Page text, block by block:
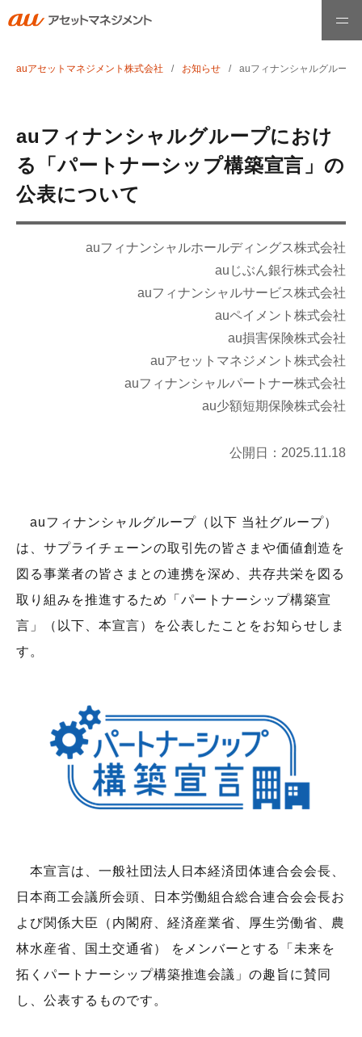
ホーム
ファンド情報
最高運用責任者メッセージ
運用哲学・理念
人権に関する方針
サステナビリティ
ウェブアクセシビリティ
健康経営
お問い合わせ
各種方針
auアセットマネジメント株式会社 お知らせ auフィナンシャルグループ
auフィナンシャルグループにおけ
る「パートナーシップ構築宣言」の
公表について
auフィナンシャルホールディングス株式会社
auじぶん銀行株式会社
auフィナンシャルサービス株式会社
auペイメント株式会社
au損害保険株式会社
auアセットマネジメント株式会社
auフィナンシャルパートナー株式会社
au少額短期保険株式会社
公開日： 2025.11.18
auフィナンシャルグループ（以下 当社グループ）
は、サプライチェーンの取引先の皆さまや価値創造を
図る事業者の皆さまとの連携を深め、共存共栄を図る
取り組みを推進するため「パートナーシップ構築宣
言」（以下、本宣言）を公表したことをお知らせしま
す。
本宣言は、一般社団法人日本経済団体連合会会長、
日本商工会議所会頭、日本労働組合総合連合会会長お
よび関係大臣（内閣府、経済産業省、厚生労働省、農
林水産省、国土交通省） をメンバーとする「未来を
拓くパートナーシップ構築推進会議」の趣旨に賛同
し、公表するものです。